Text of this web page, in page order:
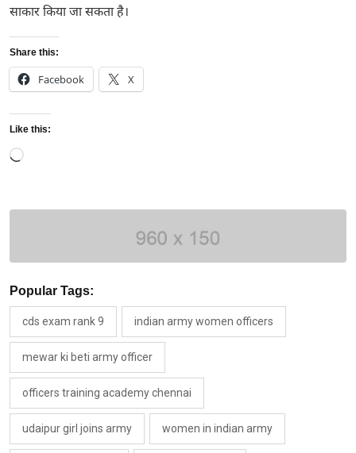
साकार किया जा सकता है।
Share this:
Facebook X
Like this:
Loading…
Popular Tags:
cds exam rank 9 indian army women officers
mewar ki beti army officer
officers training academy chennai
udaipur girl joins army women in indian army